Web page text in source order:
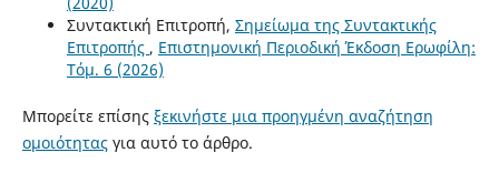
Συντακτική Επιτροπή, Σημείωμα της Συντακτικής
Επιτροπής , Επιστημονική Περιοδική Έκδοση Ερωφίλη:
Τόμ. 6 (2026)
Μπορείτε επίσης ξεκινήστε μια προηγμένη αναζήτηση
ομοιότηταςγια αυτό το άρθρο.